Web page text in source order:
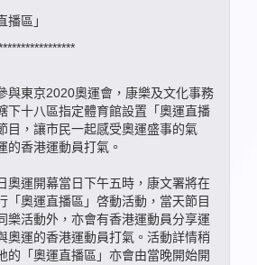
播區」
與東京2020奧運會，康樂及文化事務
下十八區指定體育館設置「奧運直播
目，讓市民一起感受奧運盛事的氣
的香港運動員打氣。
運開幕當日下午五時，康文署將在
「奧運直播區」啓動活動，當天節目
樂活動外，亦會有香港運動員分享運
奧運的香港運動員打氣。活動詳情稍
的「奧運直播區」亦會由當晚開始開